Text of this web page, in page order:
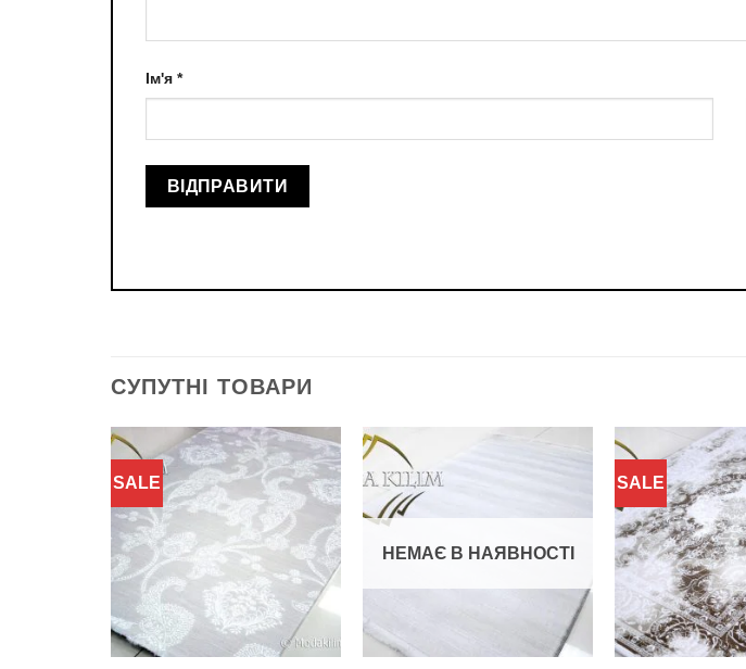
Ім'я *
СУПУТНІ ТОВАРИ
SALE
Додати
обраного
обраного
НЕМАЄ В НАЯВНОСТІ
SALE